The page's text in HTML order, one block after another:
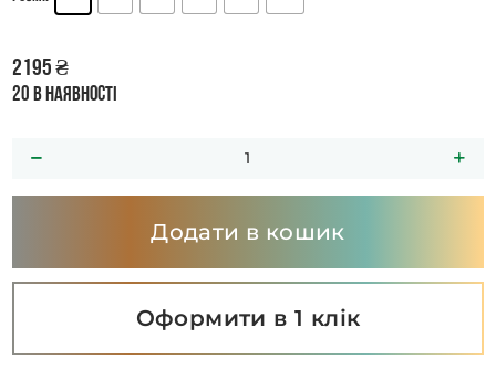
2195₴
20 в наявності
Додати в кошик
Оформити в 1 клік